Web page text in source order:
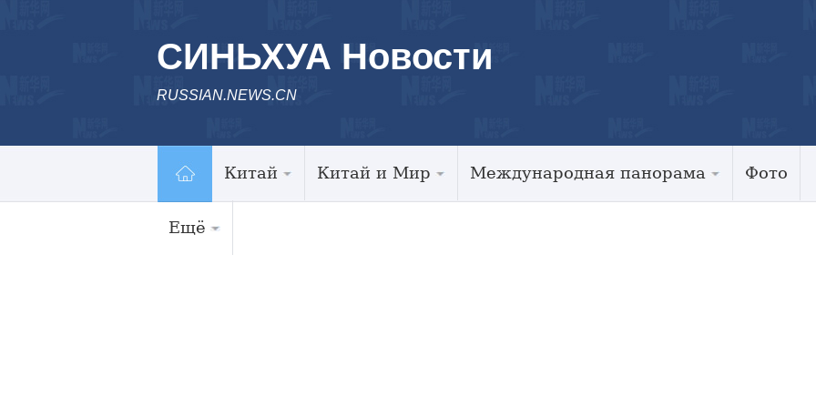
СИНЬХУА Новости
RUSSIAN.NEWS.CN
Китай Китай и Мир Международная панорама Фото
Ещё